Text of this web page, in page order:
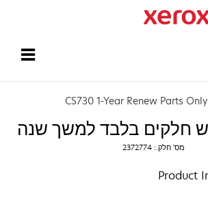
CS730 1-Year Renew Parts Only
מס' חלק.: 2372774